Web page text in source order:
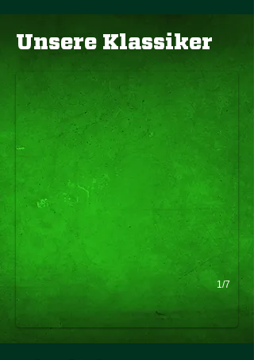
Unsere Klassiker
Hachenburger Pils
1/7